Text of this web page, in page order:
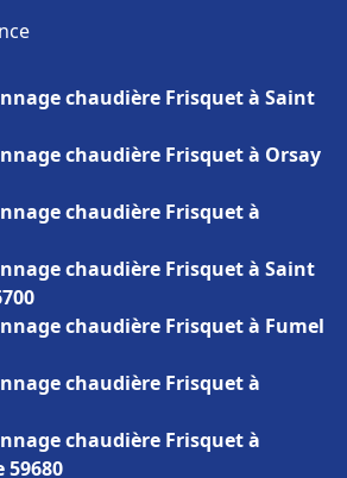
chaudière Frisquet à Saint
chaudière Frisquet à Orsay
chaudière Frisquet à
chaudière Frisquet à Saint
chaudière Frisquet à Fumel
chaudière Frisquet à
chaudière Frisquet à
59680